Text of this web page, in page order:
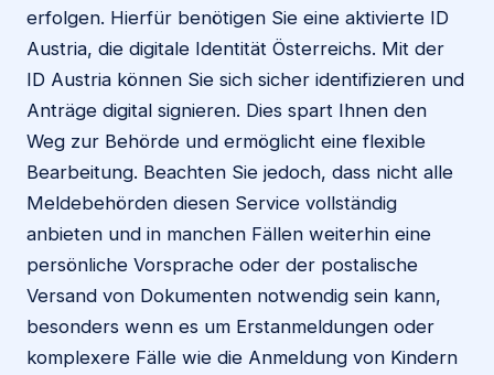
erfolgen. Hierfür benötigen Sie eine aktivierte ID
Austria, die digitale Identität Österreichs. Mit der
ID Austria können Sie sich sicher identifizieren und
Anträge digital signieren. Dies spart Ihnen den
Weg zur Behörde und ermöglicht eine flexible
Bearbeitung. Beachten Sie jedoch, dass nicht alle
Meldebehörden diesen Service vollständig
anbieten und in manchen Fällen weiterhin eine
persönliche Vorsprache oder der postalische
Versand von Dokumenten notwendig sein kann,
besonders wenn es um Erstanmeldungen oder
komplexere Fälle wie die Anmeldung von Kindern